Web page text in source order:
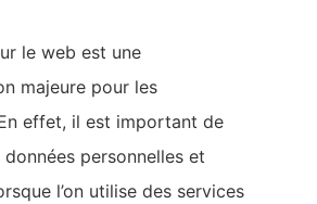
le web est une
majeure pour les
effet, il est important de
personnelles et
l’on utilise des services